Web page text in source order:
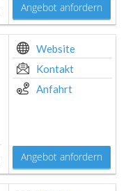
Angebot anfordern
Website
Kontakt
Anfahrt
Angebot anfordern